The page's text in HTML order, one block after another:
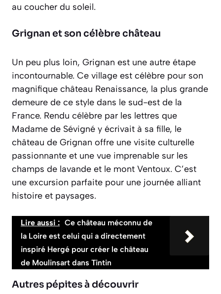
au coucher du soleil.
Grignan et son célèbre château
Un peu plus loin, Grignan est une autre étape
incontournable. Ce village est célèbre pour son
magnifique château Renaissance, la plus grande
demeure de ce style dans le sud-est de la
France. Rendu célèbre par les lettres que
Madame de Sévigné y écrivait à sa fille, le
château de Grignan offre une visite culturelle
passionnante et une vue imprenable sur les
champs de lavande et le mont Ventoux. C’est
une excursion parfaite pour une journée alliant
histoire et paysages.
Lire aussi : Ce château méconnu de
la Loire est celui qui a directement
inspiré Hergé pour créer le château
de Moulinsart dans Tintin
Autres pépites à découvrir